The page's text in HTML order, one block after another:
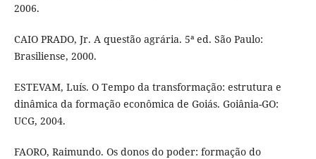
2006.
CAIO PRADO, Jr. A questão agrária. 5ª ed. São Paulo:
Brasiliense, 2000.
ESTEVAM, Luís. O Tempo da transformação: estrutura e
dinâmica da formação econômica de Goiás. Goiânia-GO:
UCG, 2004.
FAORO, Raimundo. Os donos do poder: formação do